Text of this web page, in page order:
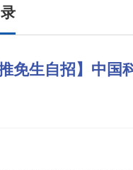
推免生自招】中